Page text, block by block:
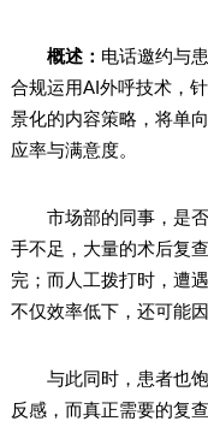
概述： 电话邀约与
合规运用AI外呼技术，
景化的内容策略，将单
应率与满意度。
市场部的同事，是否
手不足，大量的术后复
完；而人工拨打时，遭
不仅效率低下，还可能
与此同时，患者也饱
反感，而真正需要的复